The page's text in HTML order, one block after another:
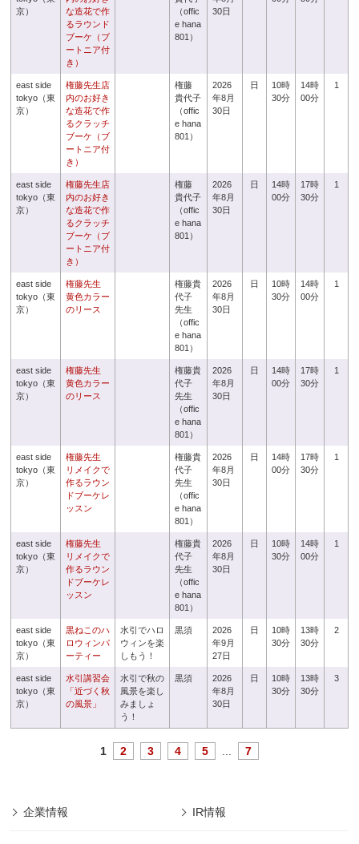
京）
な造花で作
るラウンド
ブーケ（ブ
ートニア付
き）
（offic
e hana
801）
30日
east side
tokyo（東
京）
権藤先生店
内のお好き
な造花で作
るクラッチ
ブーケ（ブ
ートニア付
き）
権藤
貴代子
（offic
e hana
801）
2026
年8月
30日
日
10時
30分
14時
00分
1
east side
tokyo（東
京）
権藤先生店
内のお好き
な造花で作
るクラッチ
ブーケ（ブ
ートニア付
き）
権藤
貴代子
（offic
e hana
801）
2026
年8月
30日
日
14時
00分
17時
30分
1
east side
tokyo（東
京）
権藤先生
黄色カラー
のリース
権藤貴
代子
先生
（offic
e hana
801）
2026
年8月
30日
日
10時
30分
14時
00分
1
east side
tokyo（東
京）
権藤先生
黄色カラー
のリース
権藤貴
代子
先生
（offic
e hana
801）
2026
年8月
30日
日
14時
00分
17時
30分
1
east side
tokyo（東
京）
権藤先生
リメイクで
作るラウン
ドブーケレ
ッスン
権藤貴
代子
先生
（offic
e hana
801）
2026
年8月
30日
日
14時
00分
17時
30分
1
east side
tokyo（東
京）
権藤先生
リメイクで
作るラウン
ドブーケレ
ッスン
権藤貴
代子
先生
（offic
e hana
801）
2026
年8月
30日
日
10時
30分
14時
00分
1
east side
tokyo（東
京）
黒ねこのハ
ロウィンパ
ーティー
水引でハロ
ウィンを楽
しもう！
黒須
2026
年9月
27日
日
10時
30分
13時
30分
2
east side
tokyo（東
京）
水引講習会
「近づく秋
の風景」
水引で秋の
風景を楽し
みましょ
う！
黒須
2026
年8月
30日
日
10時
30分
13時
30分
3
1 2 3 4 5 7
企業情報 IR情報